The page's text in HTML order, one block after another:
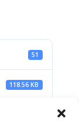
51
118.56 KB